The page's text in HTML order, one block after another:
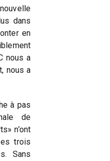
dans
en
nous a
nous a
à pas
de
n’ont
trois
Sans